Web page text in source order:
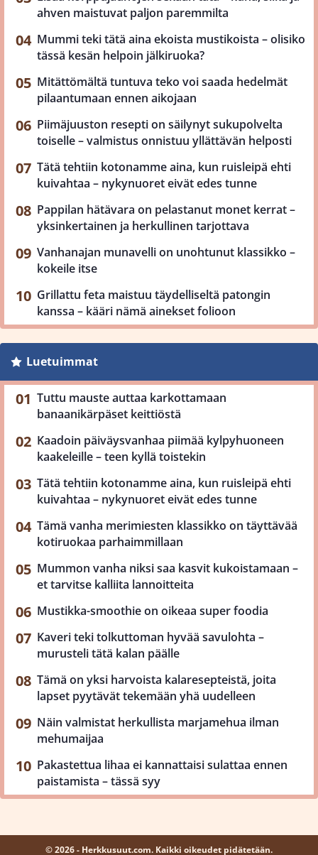
ahven maistuvat paljon paremmilta
Mummi teki tätä aina ekoista mustikoista – olisiko
tässä kesän helpoin jälkiruoka?
Mitättömältä tuntuva teko voi saada hedelmät
pilaantumaan ennen aikojaan
Piimäjuuston resepti on säilynyt sukupolvelta
toiselle – valmistus onnistuu yllättävän helposti
Tätä tehtiin kotonamme aina, kun ruisleipä ehti
kuivahtaa – nykynuoret eivät edes tunne
Pappilan hätävara on pelastanut monet kerrat –
yksinkertainen ja herkullinen tarjottava
Vanhanajan munavelli on unohtunut klassikko –
kokeile itse
Grillattu feta maistuu täydelliseltä patongin
kanssa – kääri nämä ainekset folioon
Luetuimmat
Tuttu mauste auttaa karkottamaan
banaanikärpäset keittiöstä
Kaadoin päiväysvanhaa piimää kylpyhuoneen
kaakeleille – teen kyllä toistekin
Tätä tehtiin kotonamme aina, kun ruisleipä ehti
kuivahtaa – nykynuoret eivät edes tunne
Tämä vanha merimiesten klassikko on täyttävää
kotiruokaa parhaimmillaan
Mummon vanha niksi saa kasvit kukoistamaan –
et tarvitse kalliita lannoitteita
Mustikka-smoothie on oikeaa super foodia
Kaveri teki tolkuttoman hyvää savulohta –
murusteli tätä kalan päälle
Tämä on yksi harvoista kalaresepteistä, joita
lapset pyytävät tekemään yhä uudelleen
Näin valmistat herkullista marjamehua ilman
mehumaijaa
Pakastettua lihaa ei kannattaisi sulattaa ennen
paistamista – tässä syy
© 2026 - Herkkusuut.com. Kaikki oikeudet pidätetään.